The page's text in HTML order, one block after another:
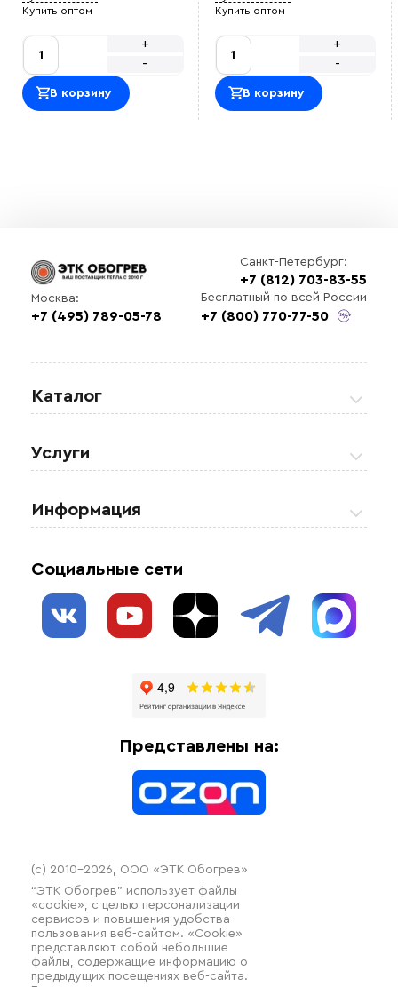
Купить оптом
-
+
В корзину
Купить оптом
-
+
В корзину
Санкт-Петербург:
+7 (812) 703-83-55
Москва:
+7 (495) 789-05-78
Бесплатный по всей России
+7 (800) 770-77-50
Каталог
Регулирующая аппаратура
Взрывозащищенное оборудование
Системы защиты от протечки
Отопительное оборудование
Услуги
Обогрев резервуаров
Обогрев трубопроводов
Информация
Блог
Социальные сети
Представлены на:
(c) 2010–2026, ООО «ЭТК Обогрев»
“ЭТК Обогрев” использует файлы
«cookie», с целью персонализации
сервисов и повышения удобства
пользования веб-сайтом. «Cookie»
представляют собой небольшие
файлы, содержащие информацию о
предыдущих посещениях веб-сайта.